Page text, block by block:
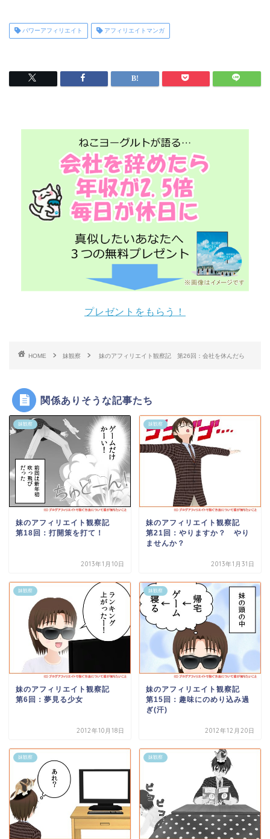
パワーアフィリエイト アフィリエイトマンガ
プレゼントをもらう！
HOME 妹観察 妹のアフィリエイト観察記 第26回：会社を休んだら
関係ありそうな記事たち
妹観察
妹のアフィリエイト観察記
第18回：打開策を打て！
2013年1月10日
妹観察
妹のアフィリエイト観察記
第21回：やりますか？ やり
ませんか？
2013年1月31日
妹観察
妹のアフィリエイト観察記
第6回：夢見る少女
2012年10月18日
妹観察
妹のアフィリエイト観察記
第15回：趣味にのめり込み過
ぎ(汗)
2012年12月20日
妹観察 妹観察